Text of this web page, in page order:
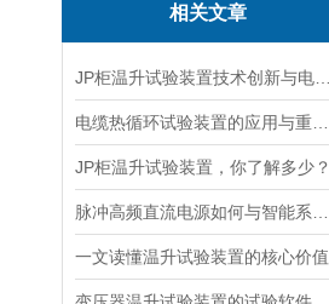
相关文章
JP柜温升试验装置，你了解多少？
一文读懂温升试验装置的核心价值